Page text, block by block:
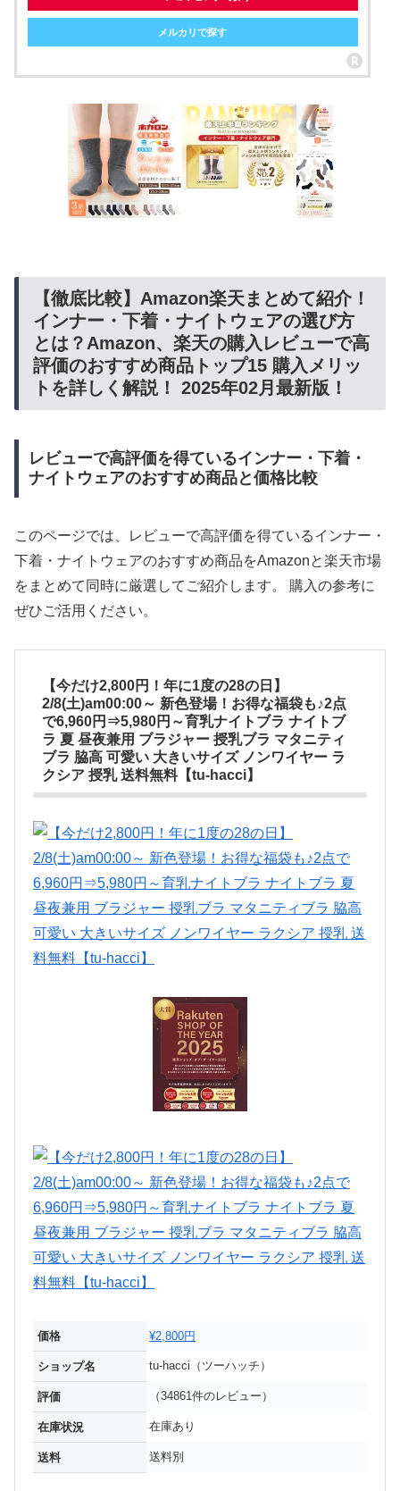
メルカリで探す
【徹底比較】Amazon楽天まとめて紹介！
インナー・下着・ナイトウェアの選び方
とは？Amazon、楽天の購入レビューで高
評価のおすすめ商品トップ15 購入メリッ
トを詳しく解説！ 2025年02月最新版！
レビューで高評価を得ているインナー・下着・
ナイトウェアのおすすめ商品と価格比較
このページでは、レビューで高評価を得ているインナー・
下着・ナイトウェアのおすすめ商品をAmazonと楽天市場
をまとめて同時に厳選してご紹介します。 購入の参考に
ぜひご活用ください。
【今だけ2,800円！年に1度の28の日】
2/8(土)am00:00～ 新色登場！お得な福袋も♪2点
で6,960円⇒5,980円～育乳ナイトブラ ナイトブ
ラ 夏 昼夜兼用 ブラジャー 授乳ブラ マタニティ
ブラ 脇高 可愛い 大きいサイズ ノンワイヤー ラ
クシア 授乳 送料無料【tu-hacci】
価格 ¥2,800円
ショップ名 tu-hacci（ツーハッチ）
評価 （34861件のレビュー）
在庫状況 在庫あり
送料 送料別